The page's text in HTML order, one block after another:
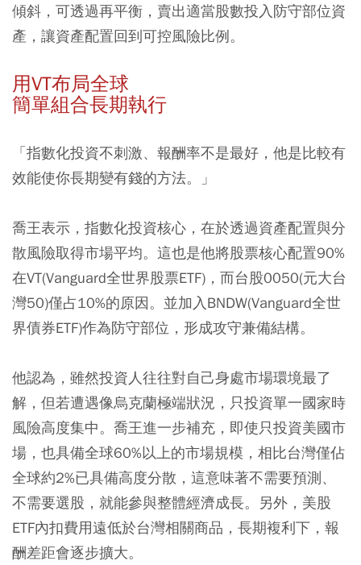
傾斜，可透過再平衡，賣出適當股數投入防守部位資
產，讓資產配置回到可控風險比例。
用VT布局全球
簡單組合長期執行
「指數化投資不刺激、報酬率不是最好，他是比較有
效能使你長期變有錢的方法。」
喬王表示，指數化投資核心，在於透過資產配置與分
散風險取得市場平均。這也是他將股票核心配置90%
在VT(Vanguard全世界股票ETF) ，而台股0050(元大台
灣50)僅占10%的原因。並加入BNDW(Vanguard全世
界債券ETF)作為防守部位，形成攻守兼備結構。
他認為，雖然投資人往往對自己身處市場環境最了
解，但若遭遇像烏克蘭極端狀況，只投資單一國家時
風險高度集中。喬王進一步補充，即使只投資美國市
場，也具備全球60%以上的市場規模，相比台灣僅佔
全球約2%已具備高度分散，這意味著不需要預測、
不需要選股，就能參與整體經濟成長。另外，美股
ETF內扣費用遠低於台灣相關商品，長期複利下，報
酬差距會逐步擴大。